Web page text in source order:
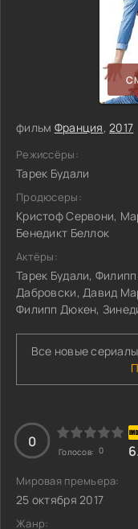
фильм Франция,2017
Режиссёры:
Тарек Будали
Продюсеры:
Кристоф Сервони,
Бенедикт Беллок
Актёры:
Тарек Будали,
Дабровски, Давид
Филипп Дюкен,
Все новые
0
Голосов: 0
Мировая премьера:
25 октября 2017
Жанр: